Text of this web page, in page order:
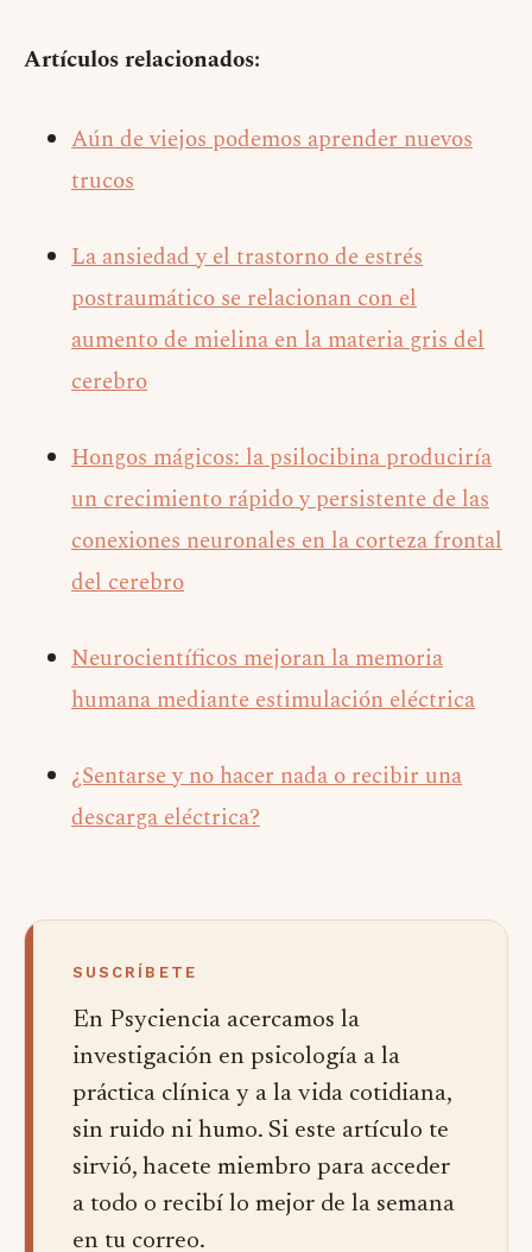
Artículos relacionados:
Aún de viejos podemos aprender nuevos
trucos
La ansiedad y el trastorno de estrés
postraumático se relacionan con el
aumento de mielina en la materia gris del
cerebro
Hongos mágicos: la psilocibina produciría
un crecimiento rápido y persistente de las
conexiones neuronales en la corteza frontal
del cerebro
Neurocientíficos mejoran la memoria
humana mediante estimulación eléctrica
¿Sentarse y no hacer nada o recibir una
descarga eléctrica?
SUSCRÍBETE
En Psyciencia acercamos la
investigación en psicología a la
práctica clínica y a la vida cotidiana,
sin ruido ni humo. Si este artículo te
sirvió, hacete miembro para acceder
a todo o recibí lo mejor de la semana
en tu correo.